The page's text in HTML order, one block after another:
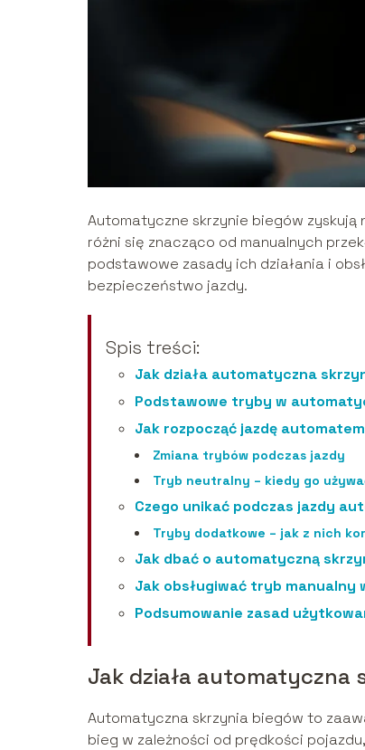
Automatyczne skrzynie biegów zyskują
różni się znacząco od manualnych
podstawowe zasady ich działania i
bezpieczeństwo jazdy.
Spis treści:
Jak działa automatyczna
Podstawowe tryby w
Jak rozpocząć jazdę
Zmiana trybów podczas jazdy
Tryb neutralny – kiedy go
Czego unikać podczas jazdy
Tryby dodatkowe – jak z nich
Jak dbać o automatyczną
Jak obsługiwać tryb manualny
Podsumowanie zasad
Jak działa automatyczna
Automatyczna skrzynia biegów to
bieg w zależności od prędkości